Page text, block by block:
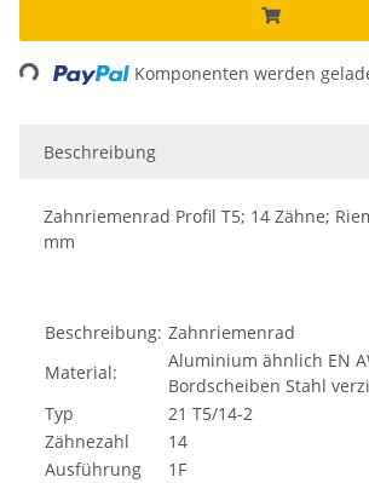
Komponenten werden
Beschreibung
Zahnriemenrad Profil T5; 14 Zähne;
mm
Beschreibung: Zahnriemenrad
Material:
Aluminium ähnlich EN
Bordscheiben Stahl
Typ
21 T5/14-2
Zähnezahl
14
Ausführung
1F